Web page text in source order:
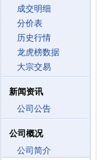
成交明细
分价表
历史行情
龙虎榜数据
大宗交易
新闻资讯
公司公告
公司概况
公司简介